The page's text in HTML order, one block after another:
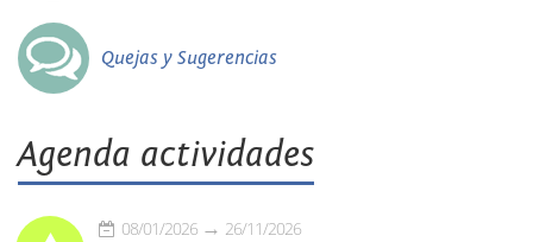
Quejas y Sugerencias
Agenda actividades
08/01/2026 26/11/2026